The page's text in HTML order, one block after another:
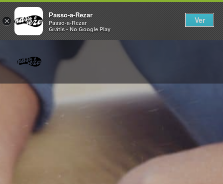
×
Passo-a-Rezar
Passo-a-Rezar
Grátis - No Google Play
Ver